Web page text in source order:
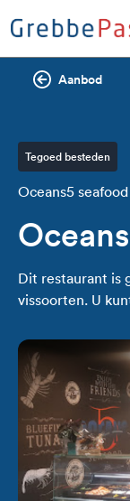
Aanbod
Tegoed besteden
Oceans5 seafood
Dit restaurant is
vissoorten. U